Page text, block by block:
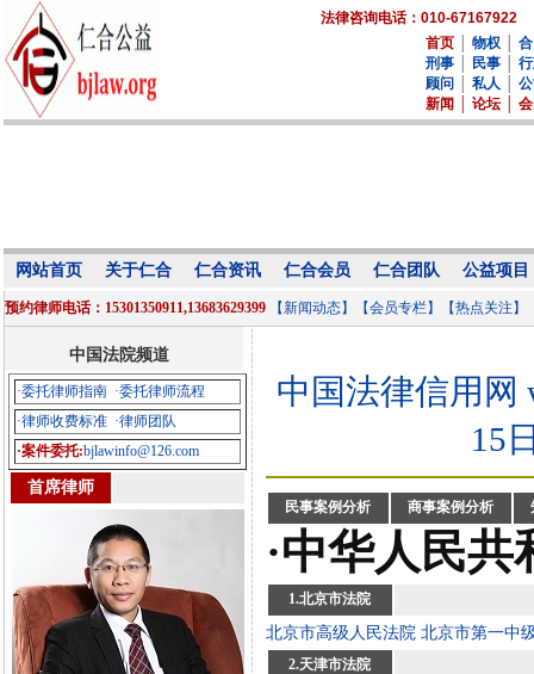
法律咨询电话：010-67167922
首页
物权
刑事
民事
顾问
私人
新闻
论坛
网站首页 关于仁合 仁合资讯 仁合会员 仁合团队 公益项目
预约律师电话：15301350911,13683629399 【新闻动态】 【会员专栏】 【热点关注】
中国法院频道
·委托律师指南 ·委托律师流程
·律师收费标准 ·律师团队
·案件委托:bjlawinfo@126.com
首席律师
中国法律信用网
15
民事案例分析 商事案例分析
·中华人民
1.北京市法院
北京市高级人民法院 北京市第一中
2.天津市法院